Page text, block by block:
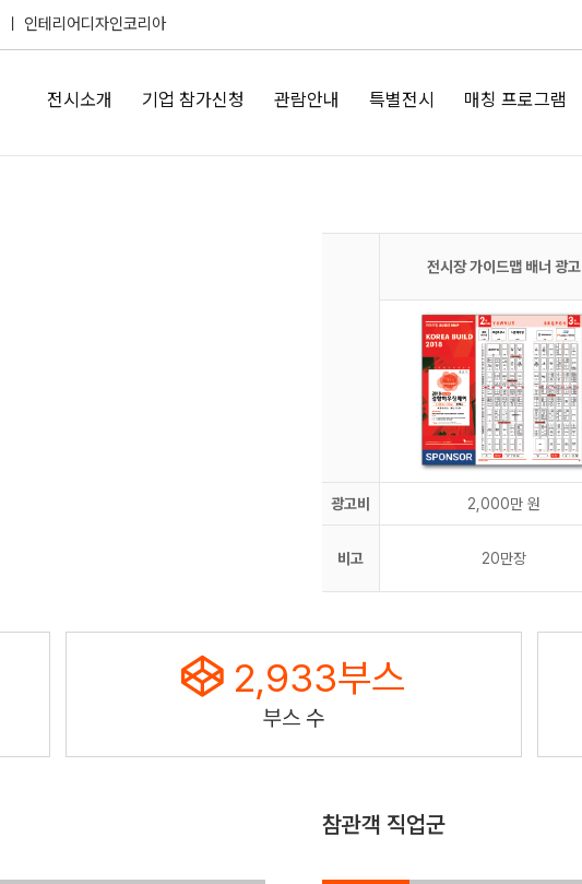
ㅣ 인테리어디자인코리아
전시소개 기업 참가신청 관람안내 특별전시 매칭 프로그램
전시장 가이드맵 배너 광고
광고비 2,000만 원
비고 20만장
2,933부스
부스 수
참관객 직업군